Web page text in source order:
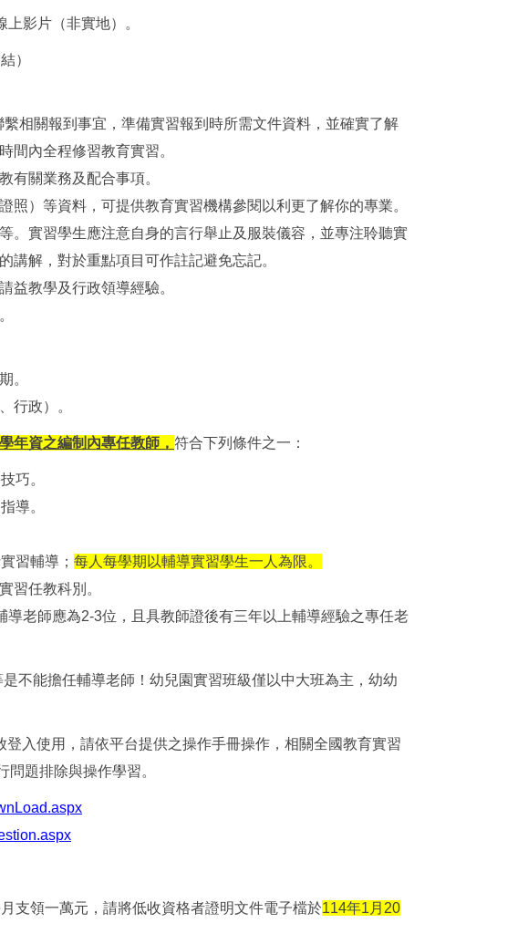
影片（非實地）。
）
相關報到事宜，準備實習報到時所需文件資料，並確實了解
間內全程修習教育實習。
有關業務及配合事項。
照）等資料，可提供教育實習機構參閱以利更了解你的專業。
。實習學生應注意自身的言行舉止及服裝儀容，並專注聆聽實
講解，對於重點項目可作註記避免忘記。
益教學及行政領導經驗。
。
行政）。
年資之編制內專任教師， 符合下列條件之一：
巧。
導。
習輔導； 每人每學期以輔導實習學生一人為限。
習任教科別。
老師應為2-3位，且具教師證後有三年以上輔導經驗之專任老
不能擔任輔導老師！幼兒園實習班級僅以中大班為主，幼幼
登入使用，請依平台提供之操作手冊操作，相關全國教育實習
題排除與操作學習。
支領一萬元，請將低收資格者證明文件電子檔於114年1月20